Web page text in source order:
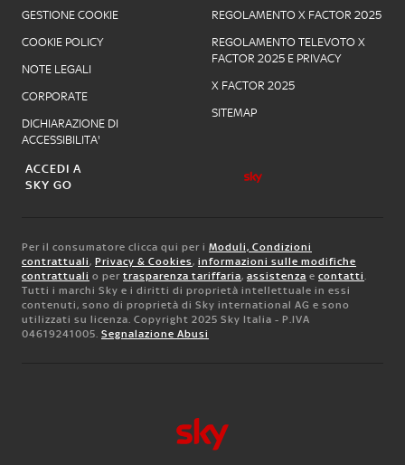
GESTIONE COOKIE
COOKIE POLICY
NOTE LEGALI
CORPORATE
DICHIARAZIONE DI
ACCESSIBILITA'
REGOLAMENTO X FACTOR 2025
REGOLAMENTO TELEVOTO X
FACTOR 2025 E PRIVACY
X FACTOR 2025
SITEMAP
ACCEDI A
SKY GO
Per il consumatore clicca qui per i Moduli, Condizioni
contrattuali, Privacy & Cookies, informazioni sulle modifiche
contrattuali o per trasparenza tariffaria, assistenza e contatti.
Tutti i marchi Sky e i diritti di proprietà intellettuale in essi
contenuti, sono di proprietà di Sky international AG e sono
utilizzati su licenza. Copyright 2025 Sky Italia - P.IVA
04619241005. Segnalazione Abusi